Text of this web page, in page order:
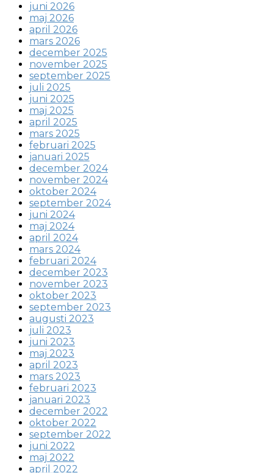
juni 2026
maj 2026
april 2026
mars 2026
december 2025
november 2025
september 2025
juli 2025
juni 2025
maj 2025
april 2025
mars 2025
februari 2025
januari 2025
december 2024
november 2024
oktober 2024
september 2024
juni 2024
maj 2024
april 2024
mars 2024
februari 2024
december 2023
november 2023
oktober 2023
september 2023
augusti 2023
juli 2023
juni 2023
maj 2023
april 2023
mars 2023
februari 2023
januari 2023
december 2022
oktober 2022
september 2022
juni 2022
maj 2022
april 2022